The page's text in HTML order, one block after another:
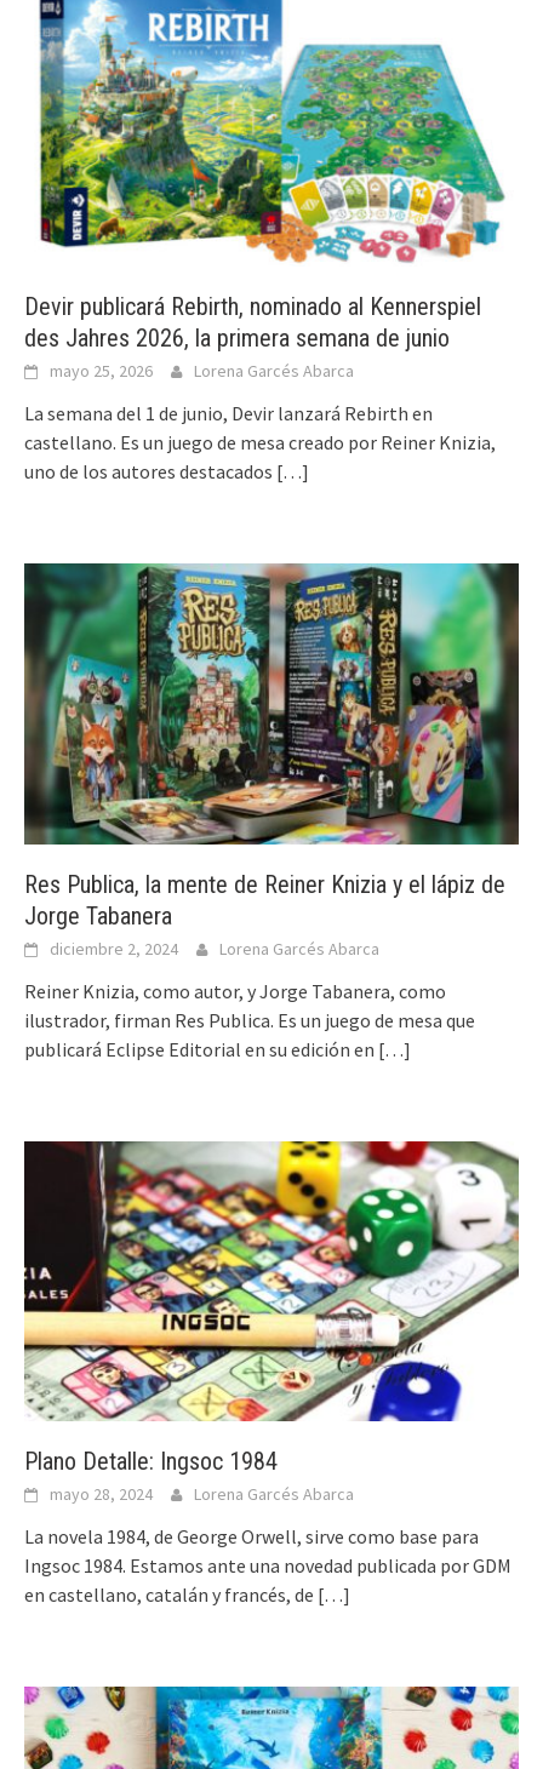
Devir publicará Rebirth, nominado al Kennerspiel
des Jahres 2026, la primera semana de junio
mayo 25, 2026 Lorena Garcés Abarca
La semana del 1 de junio, Devir lanzará Rebirth en
castellano. Es un juego de mesa creado por Reiner Knizia,
uno de los autores destacados […]
Res Publica, la mente de Reiner Knizia y el lápiz de
Jorge Tabanera
diciembre 2, 2024 Lorena Garcés Abarca
Reiner Knizia, como autor, y Jorge Tabanera, como
ilustrador, firman Res Publica. Es un juego de mesa que
publicará Eclipse Editorial en su edición en […]
Plano Detalle: Ingsoc 1984
mayo 28, 2024 Lorena Garcés Abarca
La novela 1984, de George Orwell, sirve como base para
Ingsoc 1984. Estamos ante una novedad publicada por GDM
en castellano, catalán y francés, de […]